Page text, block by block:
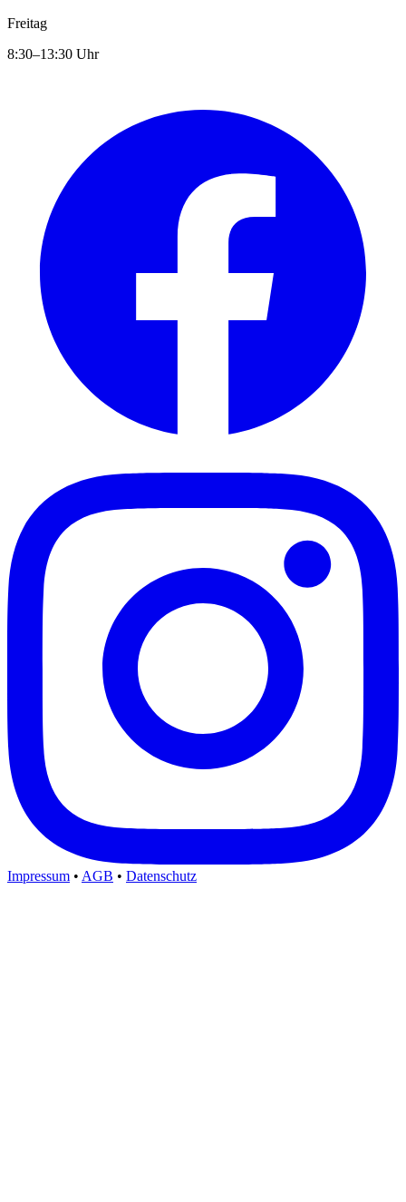
Freitag
8:30–13:30 Uhr
Impressum • AGB • Datenschutz